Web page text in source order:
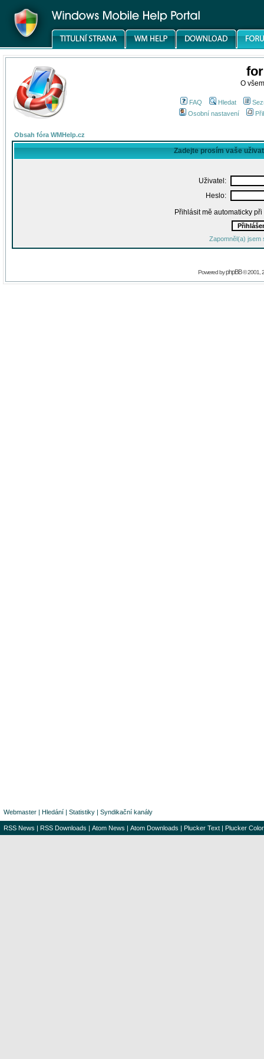
O
FAQ Hledat
Osobní nastavení
Obsah fóra WMHelp.cz
Zadejte prosím vaše
Uživatel:
Heslo:
Přihlásit mě automaticky
Zapomněl(a) jsem
Powered byphpBB© 2001,
Webmaster | Hledání | Statistiky | Syndikační kanály
RSS News | RSS Downloads | Atom News | Atom Downloads | Plucker Text | Plucker Color